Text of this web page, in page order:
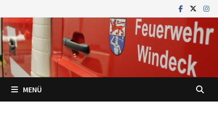
Inhalt
springen
MENÜ